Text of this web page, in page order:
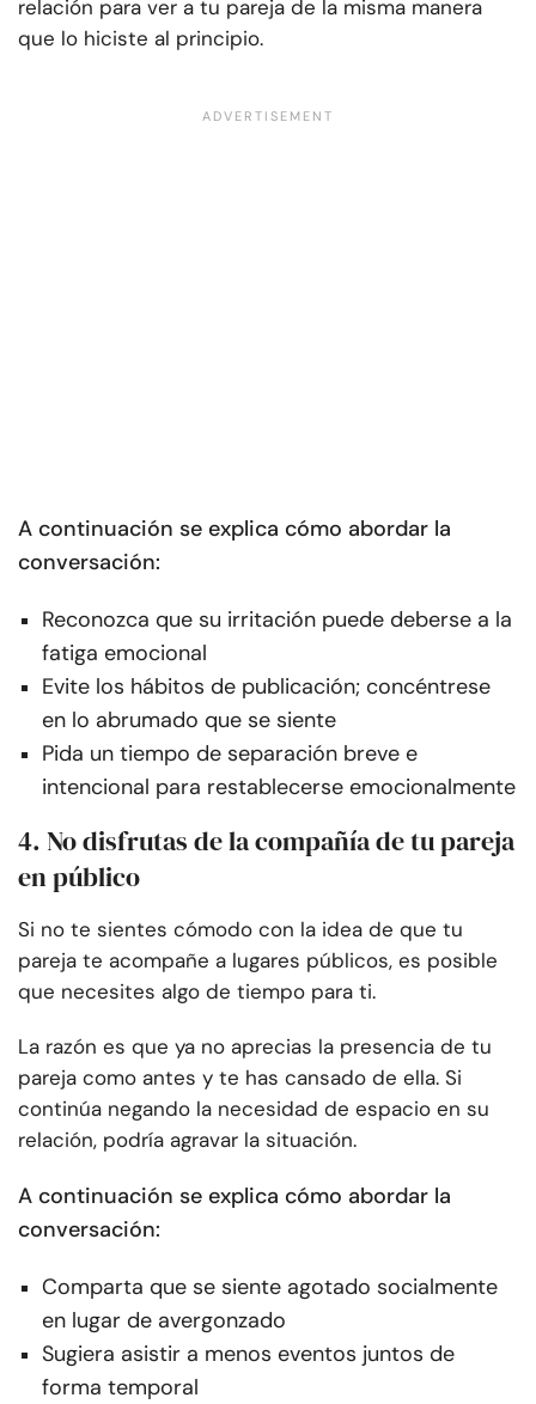
relación para ver a tu pareja de la misma manera
que lo hiciste al principio.
A continuación se explica cómo abordar la
conversación:
Reconozca que su irritación puede deberse a la
fatiga emocional
Evite los hábitos de publicación; concéntrese
en lo abrumado que se siente
Pida un tiempo de separación breve e
intencional para restablecerse emocionalmente
4. No disfrutas de la compañía de tu pareja
en público
Si no te sientes cómodo con la idea de que tu
pareja te acompañe a lugares públicos, es posible
que necesites algo de tiempo para ti.
La razón es que ya no aprecias la presencia de tu
pareja como antes y te has cansado de ella. Si
continúa negando la necesidad de espacio en su
relación, podría agravar la situación.
A continuación se explica cómo abordar la
conversación:
Comparta que se siente agotado socialmente
en lugar de avergonzado
Sugiera asistir a menos eventos juntos de
forma temporal